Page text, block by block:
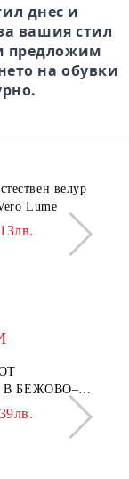
днес и
вашия стил
предложим
на обувки
велур
Lume
БЕЖОВО–